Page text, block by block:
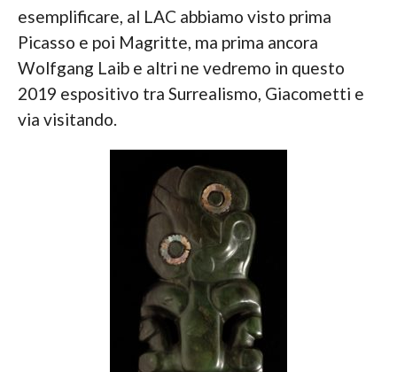
esemplificare, al LAC abbiamo visto prima
Picasso e poi Magritte, ma prima ancora
Wolfgang Laib e altri ne vedremo in questo
2019 espositivo tra Surrealismo, Giacometti e
via visitando.